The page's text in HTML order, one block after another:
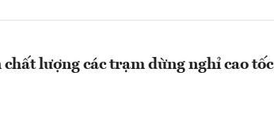
chất lượng các trạm dừng nghỉ cao tốc